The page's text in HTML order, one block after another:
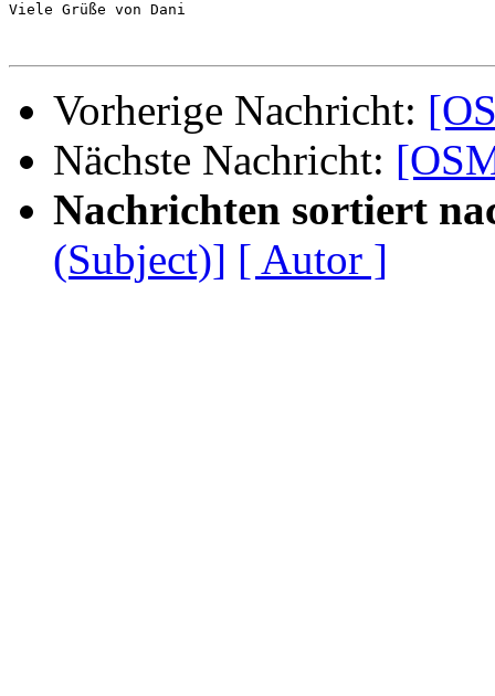
Viele Grüße von Dani
Vorherige Nachricht:
Nächste Nachricht:
Nachrichten sortiert
(Subject)] [ Autor ]